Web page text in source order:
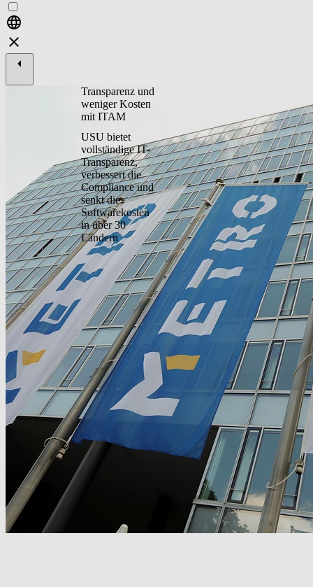
Transparenz und
weniger Kosten
mit ITAM
USU bietet
vollständige IT-
Transparenz,
verbessert die
Compliance und
senkt die
Softwarekosten
in über 30
Ländern